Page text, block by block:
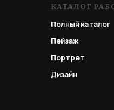
КАТАЛОГ
Полный каталог
Пейзаж
Портрет
Дизайн